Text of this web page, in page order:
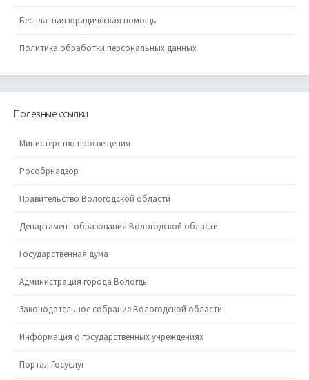
Бесплатная юридическая помощь
Политика обработки персональных данных
Полезные ссылки
Министерство просвещения
Рособрнадзор
Правительство Вологодской области
Департамент образования Вологодской области
Государственная дума
Администрация города Вологды
Законодательное собрание Вологодской области
Информация о государственных учреждениях
Портал Госуслуг